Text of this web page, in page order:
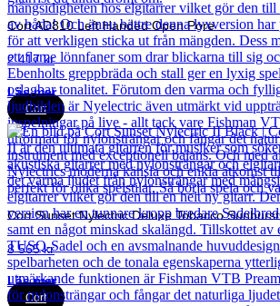
Cort AD810 Left Handed Open Pore
2 417kr
Läs mer
Cort
Cort Sunset Nylectric Deluxe Tobacco Sunburst
8 565kr
Läs mer
Cort